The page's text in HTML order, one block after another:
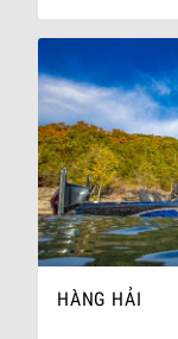
HÀNG HẢI